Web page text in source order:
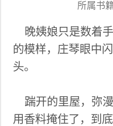
所属书
晚姨娘只是数着
的模样，庄琴眼中
头。
踹开的里屋，弥
用香料掩住了，到